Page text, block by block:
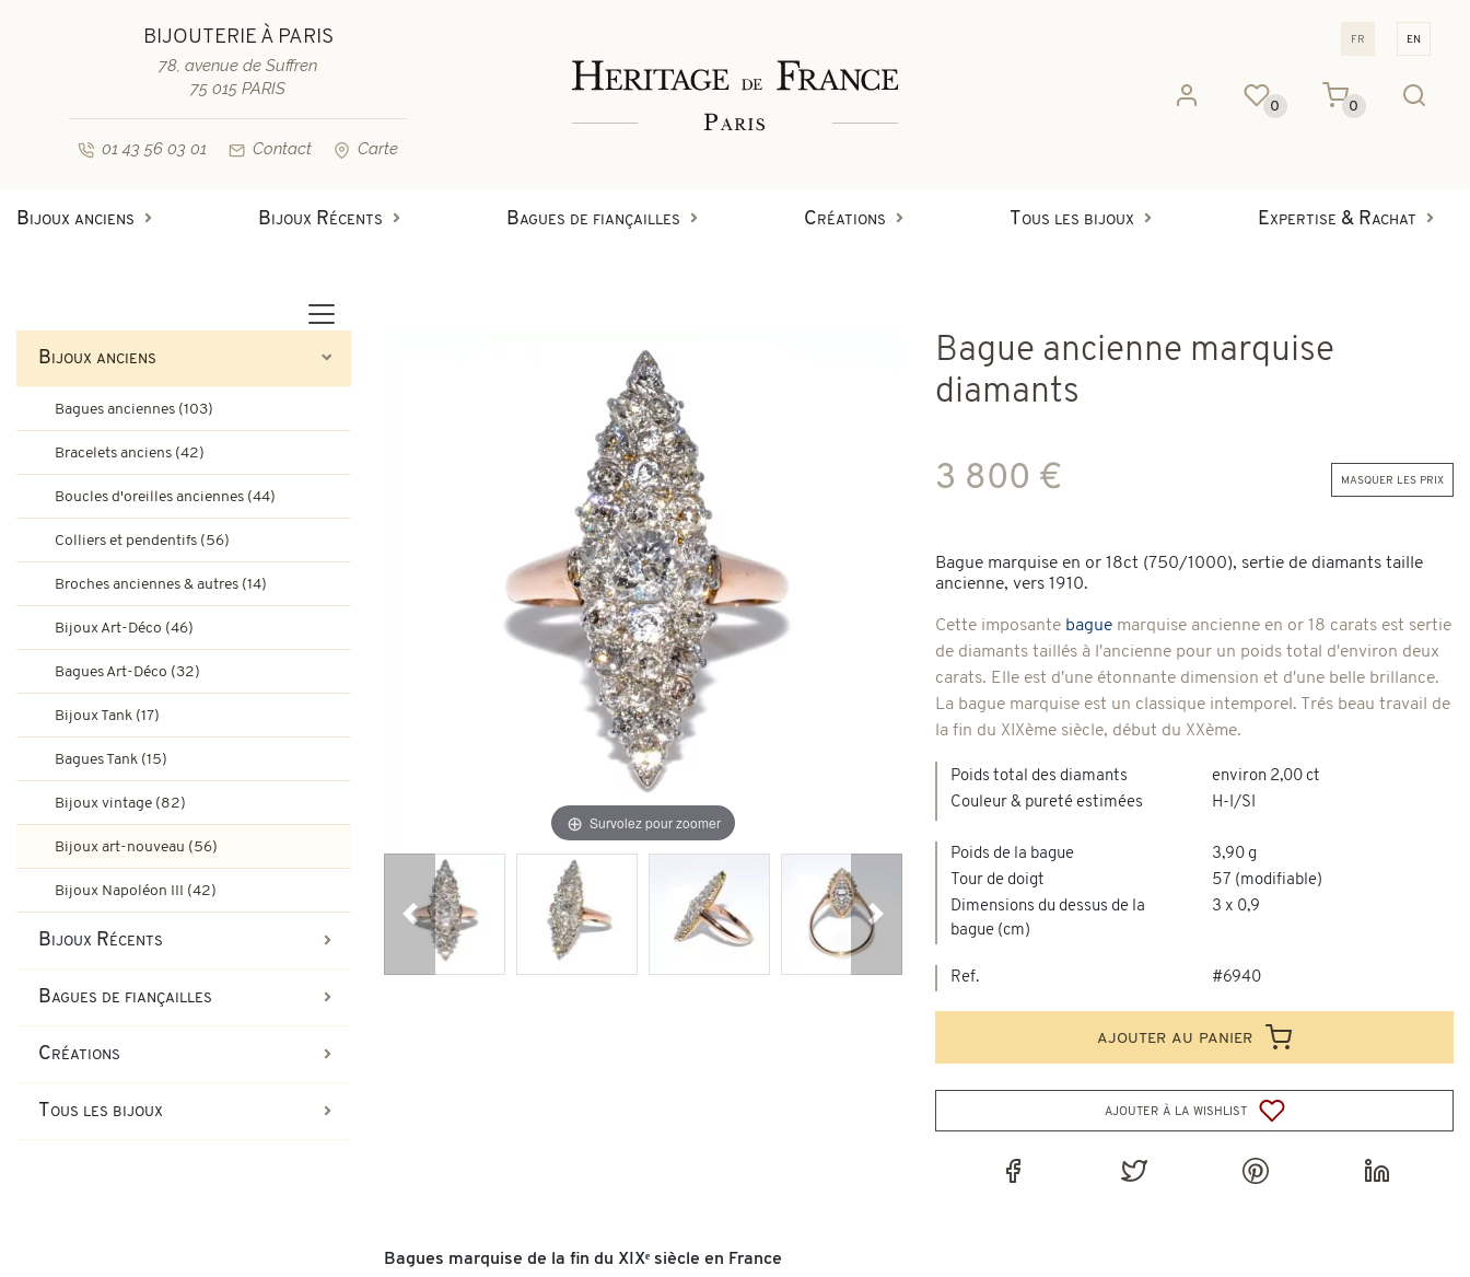
fr en
BIJOUTERIE À PARIS
78, avenue de Suffren
75 015 PARIS
01 43 56 03 01 Contact Carte
0 0
Bijoux anciens
Boucles d'oreilles anciennes
Broches anciennes & autres
Bijoux Art-Déco
Bagues Art-Déco
Bijoux Tank
Bagues Tank
Bijoux vintage
Bijoux Napoléon III
Bijoux Récents
Bagues vintage & d'occasion
Boucles d'oreilles vintage & d'occasion
Broches et autres bijoux vintage & d'occasion
Bagues de fiançailles
Bagues de fiançailles diamant
Bagues de fiançailles rubis
Bagues de fiançailles émeraude
Créations
Créations en diamant
Créations en pierres de couleur
Tous les bijoux
Colliers & Pendentifs
Expertise & Rachat
Bijoux anciens
Bagues anciennes (103)
Bracelets anciens (42)
Boucles d'oreilles anciennes (44)
Colliers et pendentifs (56)
Broches anciennes & autres (14)
Bijoux Art-Déco (46)
Bagues Art-Déco (32)
Bijoux Tank (17)
Bagues Tank (15)
Bijoux vintage (82)
Bijoux art-nouveau (56)
Bijoux Napoléon III (42)
Bijoux Récents
Bagues de fiançailles
Créations
Tous les bijoux
Survolez pour zoomer
Précédent Suivant
Bague ancienne marquise
diamants
3 800 € masquer les prix
Bague marquise en or 18ct (750/1000), sertie de diamants taille
ancienne, vers 1910.
Cette imposante bague marquise ancienne en or 18 carats est sertie
de diamants taillés à l'ancienne pour un poids total d'environ deux
carats. Elle est d'une étonnante dimension et d'une belle brillance.
La bague marquise est un classique intemporel. Trés beau travail de
la fin du XIXème siècle, début du XXème.
Poids total des diamants
environ 2,00 ct
Couleur & pureté estimées
H-I/SI
Poids de la bague
3,90 g
Tour de doigt
57 (modifiable)
Dimensions du dessus de la
bague (cm)
3 x 0,9
Ref. #6940
ajouter au panier
ajouter à la wishlist
Bagues marquise de la fin du XIXᵉ siècle en France